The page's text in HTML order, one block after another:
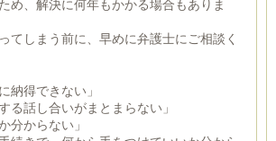
め、解決に何年もかかる場合もありま
てしまう前に、早めに弁護士にご相談く
納得できない」
る話し合いがまとまらない」
分からない」